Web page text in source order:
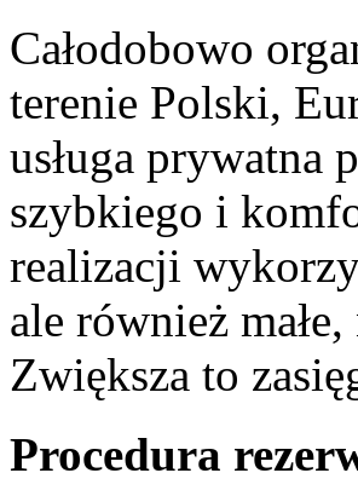
Całodobowo
terenie Polski,
usługa prywatna
szybkiego i
realizacji
ale również
Zwiększa to
Procedura